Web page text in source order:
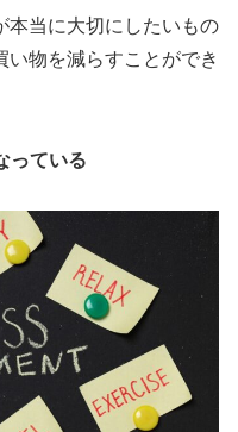
本当に大切にしたいもの
物を減らすことができ
っている